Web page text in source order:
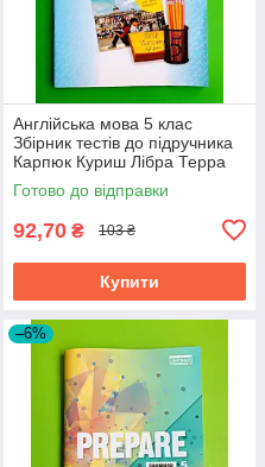
Англійська мова 5 клас
Збірник тестів до підручника
Карпюк Куриш Лібра Терра
Готово до відправки
92,70 ₴ 103 ₴
Купити
–6%